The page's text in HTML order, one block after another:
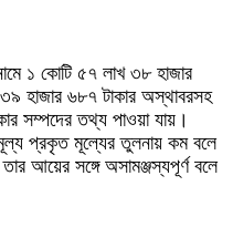
১ কোটি ৫৭ লাখ ৩৮ হাজার
হাজার ৬৮৭ টাকার অস্থাবরসহ
সম্পদের তথ্য পাওয়া যায়।
প্রকৃত মূল্যের তুলনায় কম বলে
আয়ের সঙ্গে অসামঞ্জস্যপূর্ণ বলে